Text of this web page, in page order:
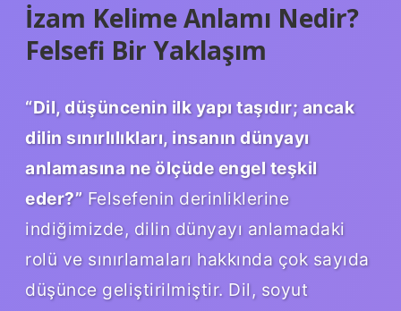
İzam Kelime Anlamı Nedir?
Felsefi Bir Yaklaşım
“Dil, düşüncenin ilk yapı taşıdır; ancak
dilin sınırlılıkları, insanın dünyayı
anlamasına ne ölçüde engel teşkil
eder?”Felsefenin derinliklerine
indiğimizde, dilin dünyayı anlamadaki
rolü ve sınırlamaları hakkında çok sayıda
düşünce geliştirilmiştir. Dil, soyut